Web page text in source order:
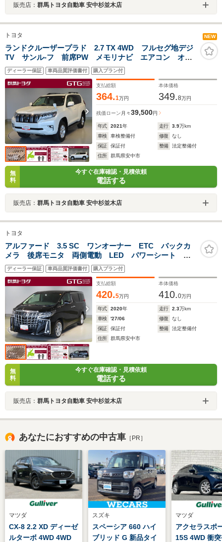
販売店： 群馬トヨタ自動車 安中杉並木店
トヨタ NEW
ランドクルーザープラド 2.7 TX 4WD フルセグ地デジ
TV サンル-フ 前席PW メモリナビ エアコン オー
トクルーズ アルミホイール リヤカメラ 横滑防止装
置 ETC車載器 四駆 ABS キーレスキー サイドエ
アバック LEDヘット
ディーラー保証 車両品質評価書付 購入プラン付
支払総額
364.1万円
本体価格
349.8万円
残価ローン 月々39,500円
年式 2021年 走行 3.9万km
車検
車検整備付 修復
なし
保証
保証付 整備
法定整備付
住所
群馬県安中市
無
料
今すぐ在庫確認・見積依頼
電話する
販売店： 群馬トヨタ自動車 安中杉並木店
トヨタ
アルファード 3.5 SC ワンオーナー ETC バックカ
メラ 後席モニタ 両側電動 LED パワーシート ク
ルーズコントロール 衝突回避・被害軽減 ペダル踏み
間違い 車線逸脱警報 先進ライト 全周囲カメラ 横
滑り防止装置
ディーラー保証 車両品質評価書付 購入プラン付
支払総額
420.5万円
本体価格
410.0万円
年式 2020年 走行 2.3万km
車検
'27/06 修復
なし
保証
保証付 整備
法定整備付
住所
群馬県安中市
無
料
今すぐ在庫確認・見積依頼
電話する
販売店： 群馬トヨタ自動車 安中杉並木店
あなたにおすすめの中古車 ［PR］
マツダ
CX-8 2.2 XD ディーゼ
ルターボ 4WD 4WD
スズキ
スペーシア 660 ハイ
ブリッド G 新品タイ
マツダ
アクセラスポ
15S 4WD 衝